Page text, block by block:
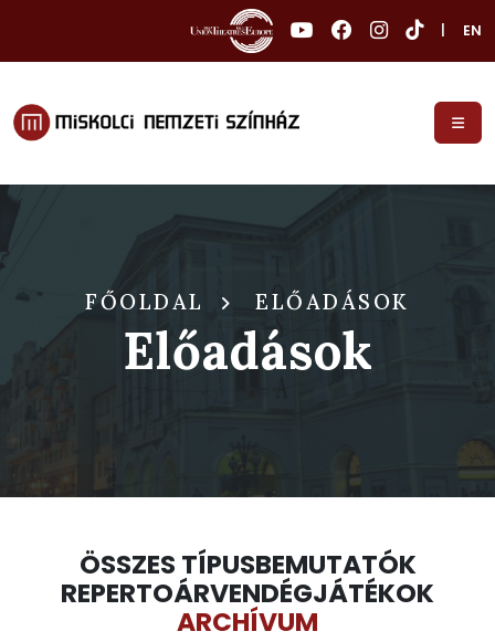
EN
FŐOLDAL ELŐADÁSOK
Előadások
ÖSSZES TÍPUSBEMUTATÓK
REPERTOÁRVENDÉGJÁTÉKOK
ARCHÍVUM